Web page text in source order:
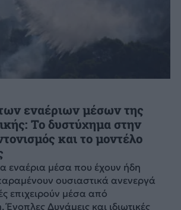
εναέριων μέσων της
Το δυστύχημα στην
και το μοντέλο
εναέρια μέσα που έχουν ήδη
ουσιαστικά ανενεργά
επιχειρούν μέσα από
Δυνάμεις και ιδιωτικές